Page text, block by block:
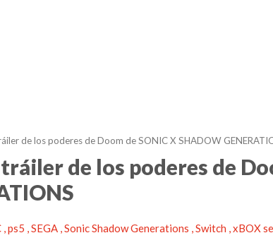
de los poderes de Doom de SONIC X SHADOW
de los poderes de
ps5 SEGA Sonic Shadow Generations Switch xBOX